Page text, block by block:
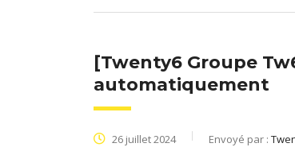
[Twenty6 Groupe
automatiquement
26 juillet 2024 Envoyé par :